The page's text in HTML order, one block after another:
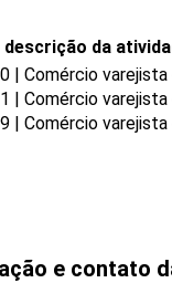
descrição da
| Comércio
| Comércio
| Comércio
e contato